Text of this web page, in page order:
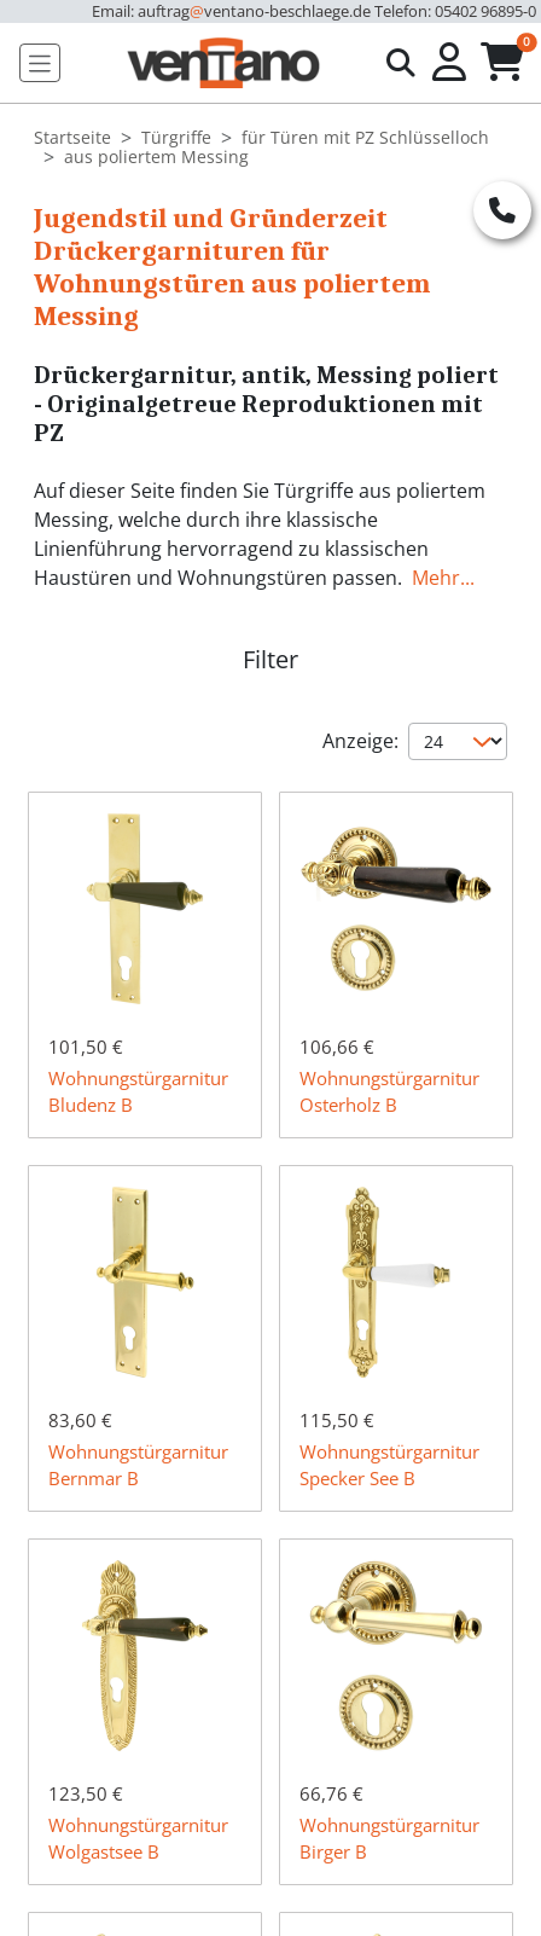
Email: auftrag@ventano-beschlaege.deTelefon: 05402 96895-0
0
Startseite Türgriffe
für Türen mit PZ Schlüsselloch
aus poliertem Messing
Jugendstil und Gründerzeit
Drückergarnituren für
Wohnungstüren aus poliertem
Messing
Drückergarnitur, antik, Messing poliert
- Originalgetreue Reproduktionen mit
PZ
Auf dieser Seite finden Sie Türgriffe aus poliertem
Messing, welche durch ihre klassische
Linienführung hervorragend zu klassischen
Haustüren und Wohnungstüren passen. Mehr...
Filter
Anzeige:
101,50 €
Wohnungstürgarnitur
Bludenz B
106,66 €
Wohnungstürgarnitur
Osterholz B
83,60 €
Wohnungstürgarnitur
Bernmar B
115,50 €
Wohnungstürgarnitur
Specker See B
123,50 €
Wohnungstürgarnitur
Wolgastsee B
66,76 €
Wohnungstürgarnitur
Birger B